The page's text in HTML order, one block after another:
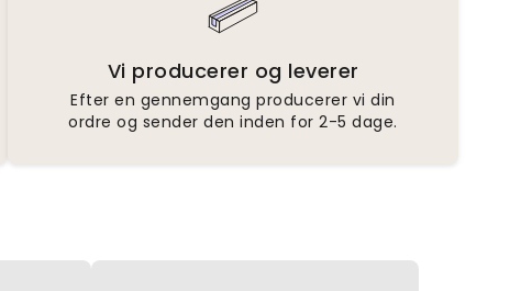
Vi producerer og leverer
Efter en gennemgang producerer vi din
ordre og sender den inden for 2-5 dage.